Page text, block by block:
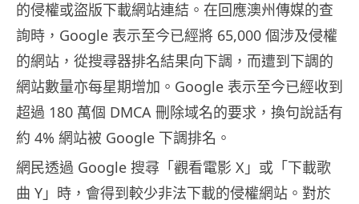
的侵權或盜版下載網站連結。在回應澳州傳媒的查
詢時，Google 表示至今已經將 65,000 個涉及侵權
的網站，從搜尋器排名結果向下調，而遭到下調的
網站數量亦每星期增加。Google 表示至今已經收到
超過 180 萬個 DMCA 刪除域名的要求，換句說話有
約 4% 網站被 Google 下調排名。
網民透過 Google 搜尋「觀看電影 X」或「下載歌
曲 Y」時，會得到較少非法下載的侵權網站。對於